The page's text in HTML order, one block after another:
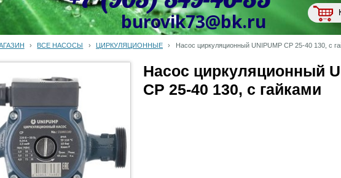
burovik73@bk.ru
› ВСЕ НАСОСЫ › ЦИРКУЛЯЦИОННЫЕ › Насос циркуляционный UNIPUMP CP 25-40 130, с
Насос циркуляционный
CP 25-40 130, с гайками